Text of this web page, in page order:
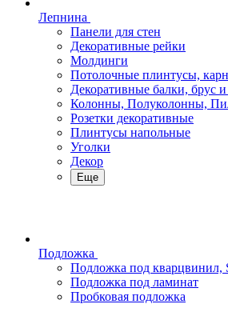
Лепнина
Панели для стен
Декоративные рейки
Молдинги
Потолочные плинтусы,
Декоративные балки, брус
Колонны, Полуколонны,
Розетки декоративные
Плинтусы напольные
Уголки
Декор
Еще
Подложка
Подложка под
Подложка под ламинат
Пробковая подложка